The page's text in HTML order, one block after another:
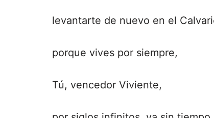
levantarte de nuevo en el
porque vives por siempre,
Tú, vencedor Viviente,